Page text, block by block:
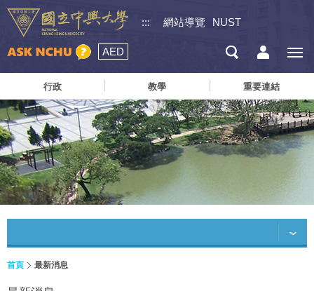
::: 網站導覽 NUST
AED
行政 教學 重要連結
首頁 最新消息